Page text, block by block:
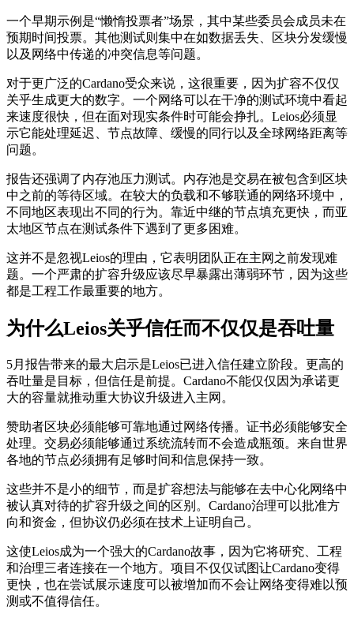
一个早期示例是“懒惰投票者”场景，其中某些委员会成员未在
预期时间投票。其他测试则集中在如数据丢失、区块分发缓慢
以及网络中传递的冲突信息等问题。
对于更广泛的Cardano受众来说，这很重要，因为扩容不仅仅
关乎生成更大的数字。一个网络可以在干净的测试环境中看起
来速度很快，但在面对现实条件时可能会挣扎。Leios必须显
示它能处理延迟、节点故障、缓慢的同行以及全球网络距离等
问题。
报告还强调了内存池压力测试。内存池是交易在被包含到区块
中之前的等待区域。在较大的负载和不够联通的网络环境中，
不同地区表现出不同的行为。靠近中继的节点填充更快，而亚
太地区节点在测试条件下遇到了更多困难。
这并不是忽视Leios的理由，它表明团队正在主网之前发现难
题。一个严肃的扩容升级应该尽早暴露出薄弱环节，因为这些
都是工程工作最重要的地方。
为什么Leios关乎信任而不仅仅是吞吐量
5月报告带来的最大启示是Leios已进入信任建立阶段。更高的
吞吐量是目标，但信任是前提。Cardano不能仅仅因为承诺更
大的容量就推动重大协议升级进入主网。
赞助者区块必须能够可靠地通过网络传播。证书必须能够安全
处理。交易必须能够通过系统流转而不会造成瓶颈。来自世界
各地的节点必须拥有足够时间和信息保持一致。
这些并不是小的细节，而是扩容想法与能够在去中心化网络中
被认真对待的扩容升级之间的区别。Cardano治理可以批准方
向和资金，但协议仍必须在技术上证明自己。
这使Leios成为一个强大的Cardano故事，因为它将研究、工程
和治理三者连接在一个地方。项目不仅仅试图让Cardano变得
更快，也在尝试展示速度可以被增加而不会让网络变得难以预
测或不值得信任。